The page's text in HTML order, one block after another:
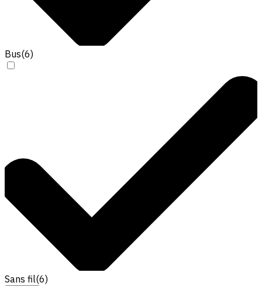
Bus(6)
Sans fil(6)